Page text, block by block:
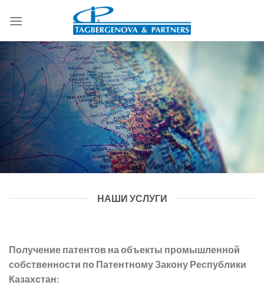
НАШИ УСЛУГИ
Получение патентов на объекты промышленной
собственности по Патентному Закону Республики
Казахстан: